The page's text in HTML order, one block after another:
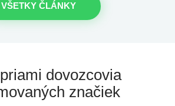
VŠETKY ČLÁNKY
dovozcovia
značiek